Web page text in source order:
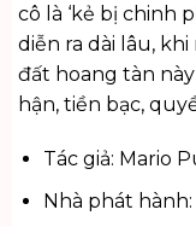
cô là ‘kẻ bị chinh
diễn ra dài lâu,
đất hoang tàn
hận, tiền bạc,
Tác giả: Mario
Nhà phát